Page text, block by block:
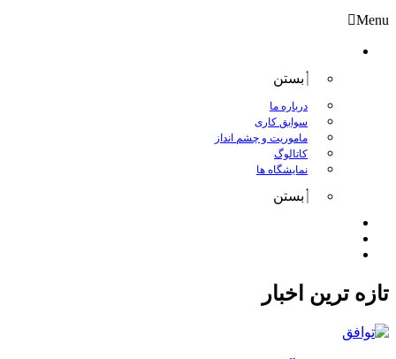
Menu
بستن
درباره ما
سوابق کاری
ماموریت و چشم انداز
کاتالوگ
نمایشگاه ها
بستن
تازه ترین اخبار